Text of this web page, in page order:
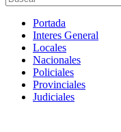
Portada
Interes General
Locales
Nacionales
Policiales
Provinciales
Judiciales